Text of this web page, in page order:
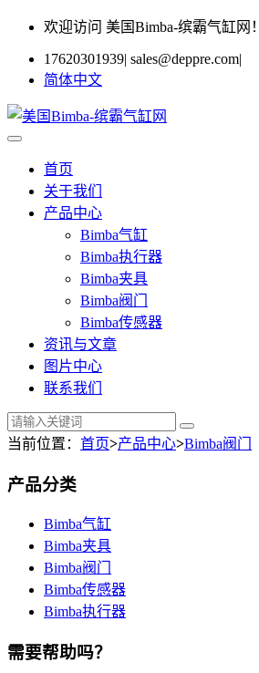
欢迎访问 美国Bimba-缤霸气缸网！
17620301939| sales@deppre.com|
简体中文
首页
关于我们
产品中心
Bimba气缸
Bimba执行器
Bimba夹具
Bimba阀门
Bimba传感器
资讯与文章
图片中心
联系我们
当前位置： 首页>产品中心>Bimba阀门
产品分类
Bimba气缸
Bimba夹具
Bimba阀门
Bimba传感器
Bimba执行器
需要帮助吗？